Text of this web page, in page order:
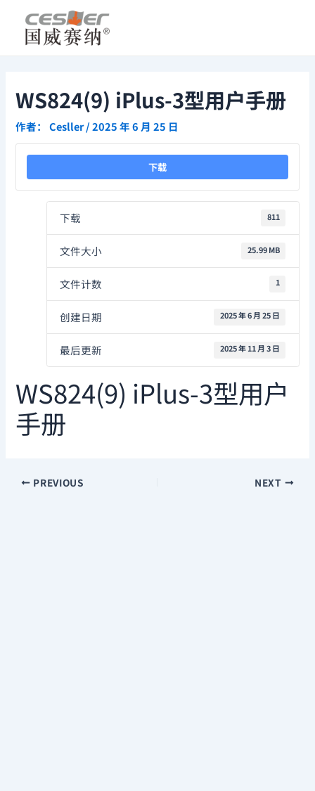
WS824(9) iPlus-3型用户手册
作者： Cesller/2025 年 6 月 25 日
下载
下载 811
文件大小 25.99 MB
文件计数 1
创建日期 2025 年 6 月 25 日
最后更新 2025 年 11 月 3 日
WS824(9) iPlus-3型用户
手册
navigation
PREVIOUS NEXT